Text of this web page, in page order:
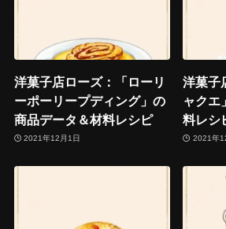
洋菓子店ローズ：「ローリ
ーポーリープディング」の
商品データ＆材料レシピ
2021年12月1日
洋菓子
ャクエ
料レシ
2021年